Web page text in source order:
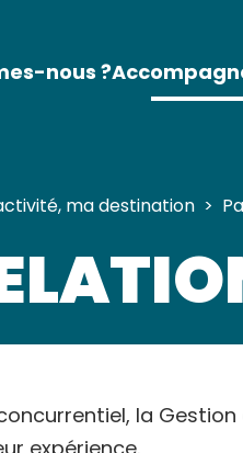
nous ?
ma destination >
la